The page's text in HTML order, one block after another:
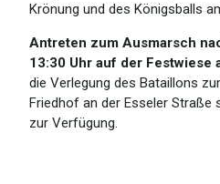
Krönung und des Königsballs
Antreten zum Ausmarsch
13:30 Uhr auf der Festwiese
die Verlegung des Bataillons
Friedhof an der Esseler Straße
zur Verfügung.